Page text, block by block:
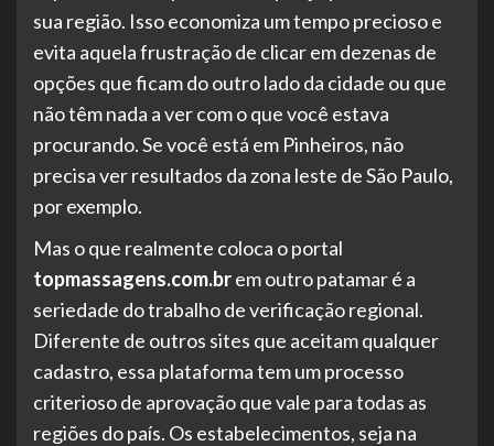
sua região. Isso economiza um tempo precioso e
evita aquela frustração de clicar em dezenas de
opções que ficam do outro lado da cidade ou que
não têm nada a ver com o que você estava
procurando. Se você está em Pinheiros, não
precisa ver resultados da zona leste de São Paulo,
por exemplo.
Mas o que realmente coloca o portal
topmassagens.com.brem outro patamar é a
seriedade do trabalho de verificação regional.
Diferente de outros sites que aceitam qualquer
cadastro, essa plataforma tem um processo
criterioso de aprovação que vale para todas as
regiões do país. Os estabelecimentos, seja na